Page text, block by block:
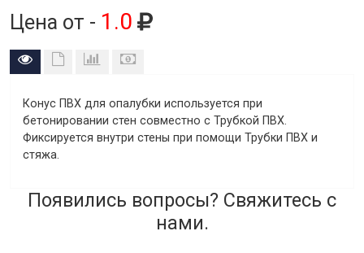
Цена от - 1.0
Конус ПВХ для опалубки используется при
бетонировании стен совместно с Трубкой ПВХ.
Фиксируется внутри стены при помощи Трубки ПВХ и
стяжа.
Появились вопросы? Свяжитесь с
нами.